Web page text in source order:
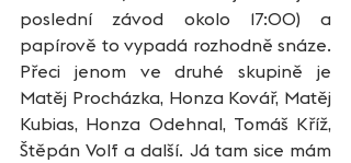
poslední závod okolo 17:00) a
papírově to vypadá rozhodně snáze.
Přeci jenom ve druhé skupině je
Matěj Procházka, Honza Kovář, Matěj
Kubias, Honza Odehnal, Tomáš Kříž,
Štěpán Volf a další. Já tam sice mám